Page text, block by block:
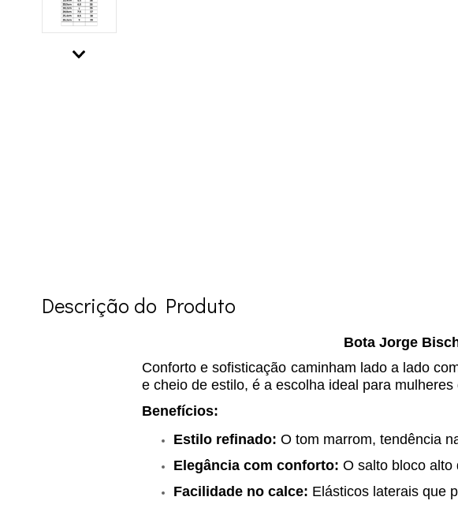
Descrição do Produto
Bota Jorge
Conforto e sofisticação caminham lado a lado
e cheio de estilo, é a escolha ideal para
Benefícios:
Estilo refinado: O tom marrom, tendência
Elegância com conforto: O salto bloco alto
Facilidade no calce: Elásticos laterais que